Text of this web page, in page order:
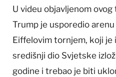
U videu objavljenom
Trump je usporedio
Eiffelovim tornjem, koji je
središnji dio Svjetske
godine i trebao je biti